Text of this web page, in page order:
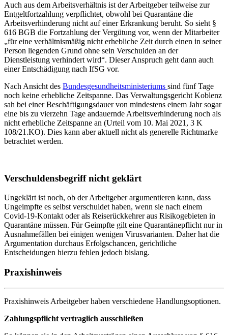
Auch aus dem Arbeitsverhältnis ist der Arbeitgeber teilweise zur
Entgeltfortzahlung verpflichtet, obwohl bei Quarantäne die
Arbeitsverhinderung nicht auf einer Erkrankung beruht. So sieht §
616 BGB die Fortzahlung der Vergütung vor, wenn der Mitarbeiter
„für eine verhältnismäßig nicht erhebliche Zeit durch einen in seiner
Person liegenden Grund ohne sein Verschulden an der
Dienstleistung verhindert wird“. Dieser Anspruch geht dann auch
einer Entschädigung nach IfSG vor.
Nach Ansicht des Bundesgesundheitsministeriums sind fünf Tage
noch keine erhebliche Zeitspanne. Das Verwaltungsgericht Koblenz
sah bei einer Beschäftigungsdauer von mindestens einem Jahr sogar
eine bis zu vierzehn Tage andauernde Arbeitsverhinderung noch als
nicht erhebliche Zeitspanne an (Urteil vom 10. Mai 2021, 3 K
108/21.KO). Dies kann aber aktuell nicht als generelle Richtmarke
betrachtet werden.
Verschuldensbegriff nicht geklärt
Ungeklärt ist noch, ob der Arbeitgeber argumentieren kann, dass
Ungeimpfte es selbst verschuldet haben, wenn sie nach einem
Covid-19-Kontakt oder als Reiserückkehrer aus Risikogebieten in
Quarantäne müssen. Für Geimpfte gilt eine Quarantänepflicht nur in
Ausnahmefällen bei einigen wenigen Virusvarianten. Daher hat die
Argumentation durchaus Erfolgschancen, gerichtliche
Entscheidungen hierzu fehlen jedoch bislang.
Praxishinweis
Praxishinweis Arbeitgeber haben verschiedene Handlungsoptionen.
Zahlungspflicht vertraglich ausschließen